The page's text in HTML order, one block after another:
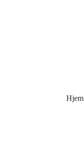
Hjem